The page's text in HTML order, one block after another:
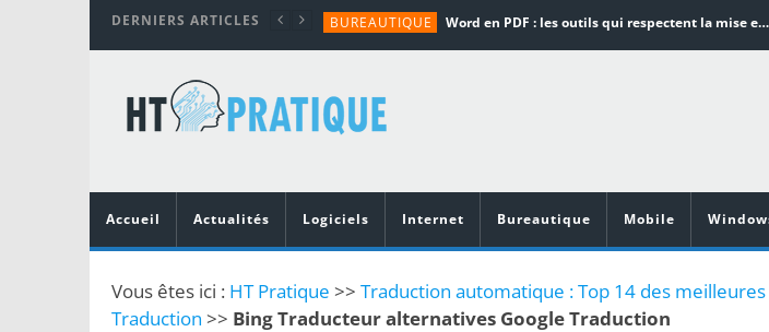
DERNIERS ARTICLES BUREAUTIQUE Word en PDF : les outils qui respectent la mise en page
TUTORIALS
MATÉRIEL
Vidéoprojecteurs Asus : Top 6 des meilleurs modèles de la marque
Accueil
Actualités Logiciels Internet Bureautique Mobile
Vous êtes ici : HT Pratique >> Traduction automatique : Top 14 des
Traduction >> Bing Traducteur alternatives Google Traduction